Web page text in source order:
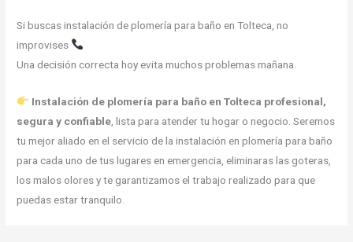
Si buscas instalación de plomería para baño en Tolteca, no
improvises
Una decisión correcta hoy evita muchos problemas mañana.
Instalación de plomería para baño en Tolteca profesional,
segura y confiable , lista para atender tu hogar o negocio. Seremos
tu mejor aliado en el servicio de la instalación en plomería para baño
para cada uno de tus lugares en emergencia, eliminaras las goteras,
los malos olores y te garantizamos el trabajo realizado para que
puedas estar tranquilo.